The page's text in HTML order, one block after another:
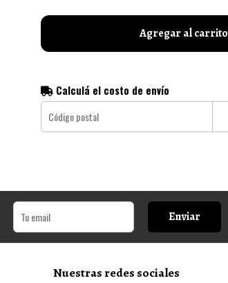
Agregar al carrito
Calculá el costo de envío
Enviar
Nuestras redes sociales